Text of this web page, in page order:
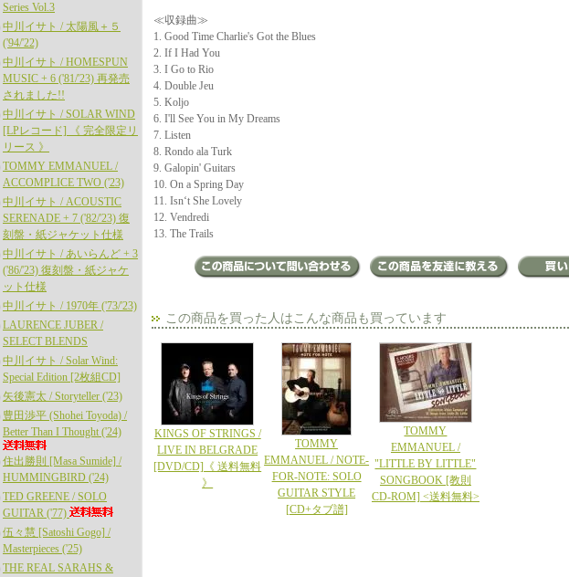
Series Vol.3
中川イサト / 太陽風＋５
('94/'22)
中川イサト / HOMESPUN
MUSIC + 6 ('81/'23) 再発売
されました!!
中川イサト / SOLAR WIND
[LPレコード] 《 完全限定リ
リース 》
TOMMY EMMANUEL /
ACCOMPLICE TWO ('23)
中川イサト / ACOUSTIC
SERENADE + 7 ('82/'23) 復
刻盤・紙ジャケット仕様
中川イサト / あいらんど + 3
('86/'23) 復刻盤・紙ジャケ
ット仕様
中川イサト / 1970年 ('73/'23)
LAURENCE JUBER /
SELECT BLENDS
中川イサト / Solar Wind:
Special Edition [2枚組CD]
矢後憲太 / Storyteller ('23)
豊田渉平 (Shohei Toyoda) /
Better Than I Thought ('24)
住出勝則 [Masa Sumide] /
HUMMINGBIRD ('24)
TED GREENE / SOLO
GUITAR ('77)
伍々慧 [Satoshi Gogo] /
Masterpieces ('25)
THE REAL SARAHS &
≪収録曲≫
1. Good Time Charlie's Got the Blues
2. If I Had You
3. I Go to Rio
4. Double Jeu
5. Koljo
6. I'll See You in My Dreams
7. Listen
8. Rondo ala Turk
9. Galopin' Guitars
10. On a Spring Day
11. Isn‘t She Lovely
12. Vendredi
13. The Trails
この商品を買った人はこんな商品も買っています
KINGS OF STRINGS /
LIVE IN BELGRADE
[DVD/CD]《 送料無料
》
TOMMY
EMMANUEL / NOTE-
FOR-NOTE: SOLO
GUITAR STYLE
[CD+タブ譜]
TOMMY
EMMANUEL /
"LITTLE BY LITTLE"
SONGBOOK [教則
CD-ROM] <送料無料>